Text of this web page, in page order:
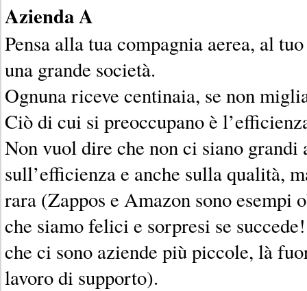
Azienda A
Pensa alla tua compagnia aerea, al
una grande società.
Ognuna riceve centinaia, se non
Ciò di cui si preoccupano è
Non vuol dire che non ci siano grandi
sull’efficienza e anche sulla qualità,
rara (Zappos e Amazon sono esempi
che siamo felici e sorpresi se
che ci sono aziende più piccole, là
lavoro di supporto).